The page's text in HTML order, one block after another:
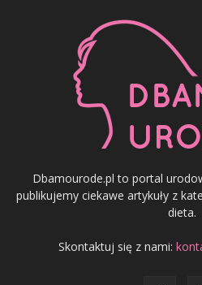
Dbamourode.pl to portal
publikujemy ciekawe artykuły z
dieta.
Skontaktuj się z nami: